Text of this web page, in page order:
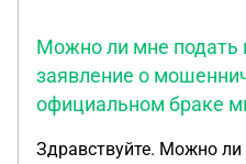
Можно ли мне
заявление о
официальном браке
Здравствуйте. Можно ли мне подать на бывшую